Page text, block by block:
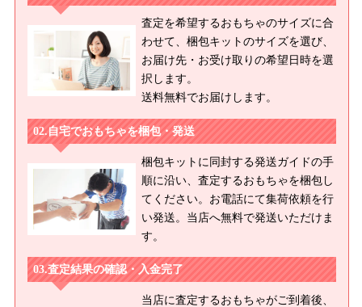
査定を希望するおもちゃのサイズに合
わせて、梱包キットのサイズを選び、
お届け先・お受け取りの希望日時を選
択します。
送料無料でお届けします。
自宅でおもちゃを梱包・発送
梱包キットに同封する発送ガイドの手
順に沿い、査定するおもちゃを梱包し
てください。お電話にて集荷依頼を行
い発送。当店へ無料で発送いただけま
す。
査定結果の確認・入金完了
当店に査定するおもちゃがご到着後、